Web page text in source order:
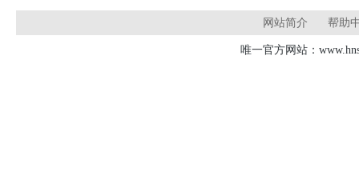
网站简介 帮助
唯一官方网站：